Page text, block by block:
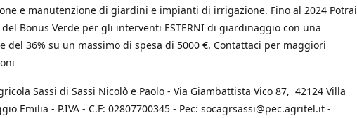
e manutenzione di giardini e impianti di irrigazione. Fino al 2024 Potrai
Bonus Verde per gli interventi ESTERNI di giardinaggio con una
del 36% su un massimo di spesa di 5000 €. Contattaci per maggiori
Sassi di Sassi Nicolò e Paolo - Via Giambattista Vico 87, 42124 Villa
Emilia - P.IVA - C.F: 02807700345 - Pec: socagrsassi@pec.agritel.it -